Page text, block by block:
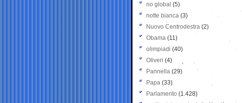
no global (5)
notte bianca (3)
Nuovo Centrodestra (2)
Obama (11)
olimpiadi (40)
Oliveri (4)
Pannella (29)
Papa (33)
Parlamento (1.428)